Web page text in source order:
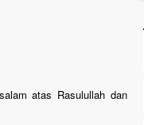
atas Rasulullah dan